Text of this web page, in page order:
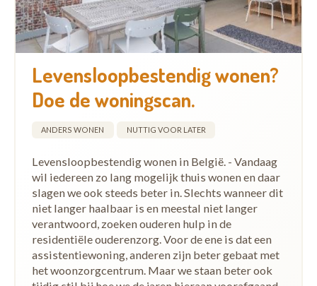
Levensloopbestendig wonen?
Doe de woningscan.
ANDERS WONEN NUTTIG VOOR LATER
Levensloopbestendig wonen in België. - Vandaag
wil iedereen zo lang mogelijk thuis wonen en daar
slagen we ook steeds beter in. Slechts wanneer dit
niet langer haalbaar is en meestal niet langer
verantwoord, zoeken ouderen hulp in de
residentiële ouderenzorg. Voor de ene is dat een
assistentiewoning, anderen zijn beter gebaat met
het woonzorgcentrum. Maar we staan beter ook